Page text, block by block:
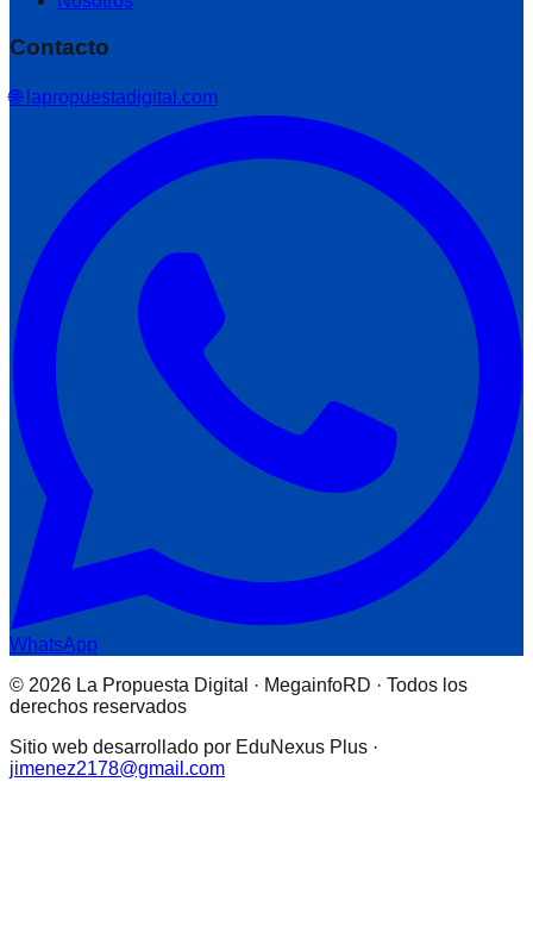
Contacto
🌐 lapropuestadigital.com
WhatsApp
© 2026 La Propuesta Digital · MegainfoRD · Todos los
derechos reservados
Sitio web desarrollado por EduNexus Plus ·
jimenez2178@gmail.com